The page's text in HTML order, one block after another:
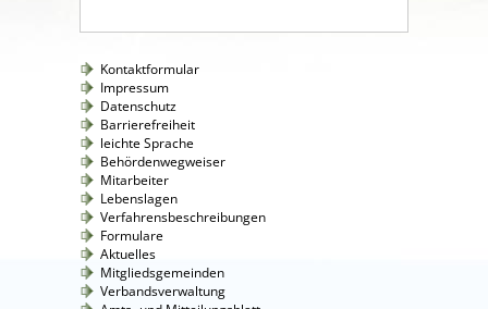
Kontaktformular
Impressum
Datenschutz
Barrierefreiheit
leichte Sprache
Behördenwegweiser
Mitarbeiter
Lebenslagen
Verfahrensbeschreibungen
Formulare
Aktuelles
Mitgliedsgemeinden
Verbandsverwaltung